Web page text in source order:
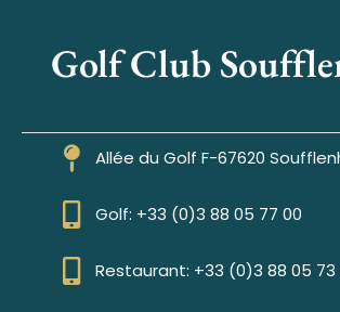
Golf Club
Allée du Golf F-67620
Golf: +33 (0)3 88 05 77 00
Restaurant: +33 (0)3 88 05 73